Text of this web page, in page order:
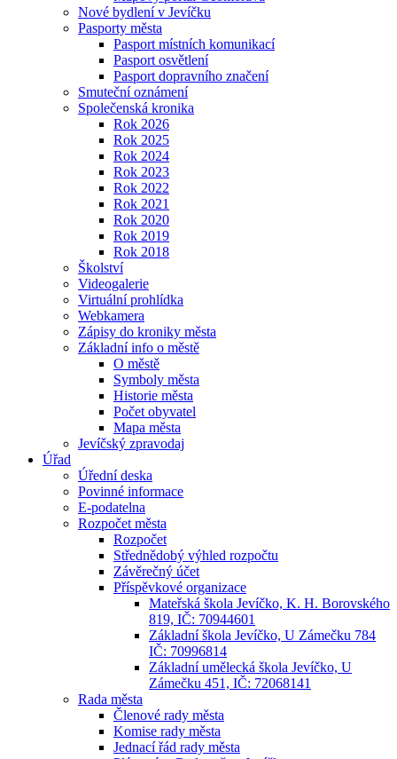
Nové bydlení v Jevíčku
Pasporty města
Pasport místních komunikací
Pasport osvětlení
Pasport dopravního značení
Smuteční oznámení
Společenská kronika
Rok 2026
Rok 2025
Rok 2024
Rok 2023
Rok 2022
Rok 2021
Rok 2020
Rok 2019
Rok 2018
Školství
Videogalerie
Virtuální prohlídka
Webkamera
Zápisy do kroniky města
Základní info o městě
O městě
Symboly města
Historie města
Počet obyvatel
Mapa města
Jevíčský zpravodaj
Úřad
Úřední deska
Povinné informace
E-podatelna
Rozpočet města
Rozpočet
Střednědobý výhled rozpočtu
Závěrečný účet
Příspěvkové organizace
Mateřská škola Jevíčko, K. H. Borovského
819, IČ: 70944601
Základní škola Jevíčko, U Zámečku 784
IČ: 70996814
Základní umělecká škola Jevíčko, U
Zámečku 451, IČ: 72068141
Rada města
Členové rady města
Komise rady města
Jednací řád rady města